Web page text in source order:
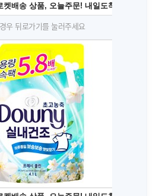
우 뒤로가기를 눌러주세요